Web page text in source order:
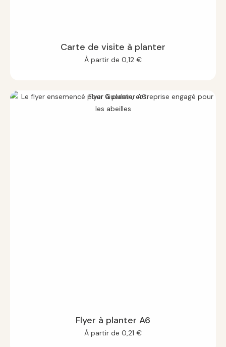
Carte de visite à planter
À partir de 0,12 €
Flyer à planter A6
À partir de 0,21 €